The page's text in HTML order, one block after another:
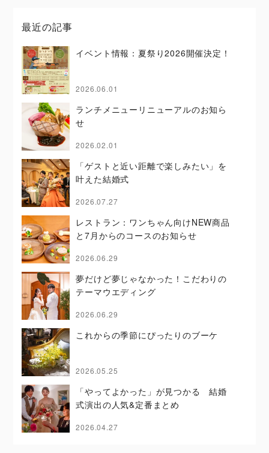
最近の記事
イベント情報：夏祭り2026開催決定！
2026.06.01
ランチメニューリニューアルのお知ら
せ
2026.02.01
「ゲストと近い距離で楽しみたい」を
叶えた結婚式
2026.07.27
レストラン：ワンちゃん向けNEW商品
と7月からのコースのお知らせ
2026.06.29
夢だけど夢じゃなかった！こだわりの
テーマウエディング
2026.06.29
これからの季節にぴったりのブーケ
2026.05.25
「やってよかった」が見つかる 結婚
式演出の人気&定番まとめ
2026.04.27